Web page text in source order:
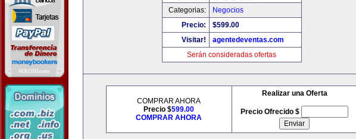
Categorias:
Negocios
Precio:
$599.00
Visitar!
agentedeventas.com
Serán consideradas ofertas
COMPRAR AHORA
Precio $599.00
COMPRAR AHORA
Realizar una Oferta
Precio Ofrecido $